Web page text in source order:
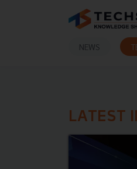
NEWS
LATEST